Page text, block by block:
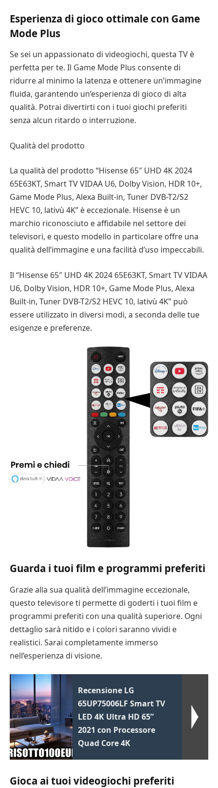
Esperienza di gioco ottimale con Game
Mode Plus
Se sei un appassionato di videogiochi, questa TV è
perfetta per te. Il Game Mode Plus consente di
ridurre al minimo la latenza e ottenere un’immagine
fluida, garantendo un’esperienza di gioco di alta
qualità. Potrai divertirti con i tuoi giochi preferiti
senza alcun ritardo o interruzione.
Qualità del prodotto
La qualità del prodotto “Hisense 65″ UHD 4K 2024
65E63KT, Smart TV VIDAA U6, Dolby Vision, HDR 10+,
Game Mode Plus, Alexa Built-in, Tuner DVB-T2/S2
HEVC 10, lativù 4K” è eccezionale. Hisense è un
marchio riconosciuto e affidabile nel settore dei
televisori, e questo modello in particolare offre una
qualità dell’immagine e una facilità d’uso impeccabili.
Il “Hisense 65″ UHD 4K 2024 65E63KT, Smart TV VIDAA
U6, Dolby Vision, HDR 10+, Game Mode Plus, Alexa
Built-in, Tuner DVB-T2/S2 HEVC 10, lativù 4K” può
essere utilizzato in diversi modi, a seconda delle tue
esigenze e preferenze.
Guarda i tuoi film e programmi preferiti
Grazie alla sua qualità dell’immagine eccezionale,
questo televisore ti permette di goderti i tuoi film e
programmi preferiti con una qualità superiore. Ogni
dettaglio sarà nitido e i colori saranno vividi e
realistici. Sarai completamente immerso
nell’esperienza di visione.
Recensione LG
65UP75006LF Smart TV
LED 4K Ultra HD 65”
2021 con Processore
Quad Core 4K
Gioca ai tuoi videogiochi preferiti